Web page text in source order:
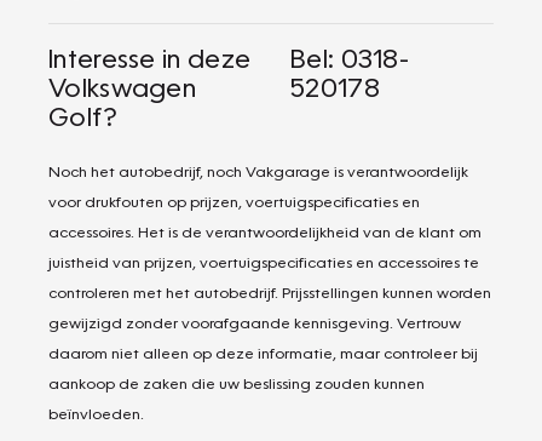
Interesse in deze
Volkswagen
Golf?
Bel: 0318-
520178
Noch het autobedrijf, noch Vakgarage is verantwoordelijk
voor drukfouten op prijzen, voertuigspecificaties en
accessoires. Het is de verantwoordelijkheid van de klant om
juistheid van prijzen, voertuigspecificaties en accessoires te
controleren met het autobedrijf. Prijsstellingen kunnen worden
gewijzigd zonder voorafgaande kennisgeving. Vertrouw
daarom niet alleen op deze informatie, maar controleer bij
aankoop de zaken die uw beslissing zouden kunnen
beïnvloeden.